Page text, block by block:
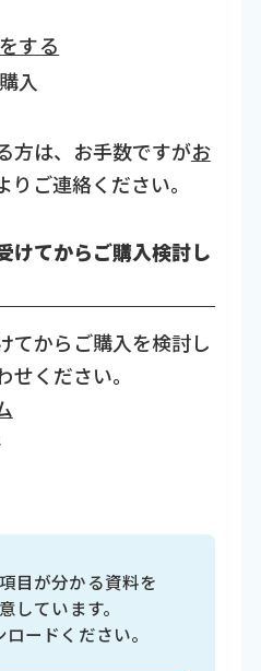
する
入
方は、お手数ですがお
りご連絡ください。
けてからご購入検討し
てからご購入を検討し
ください。
目が分かる資料を
しています。
ードください。